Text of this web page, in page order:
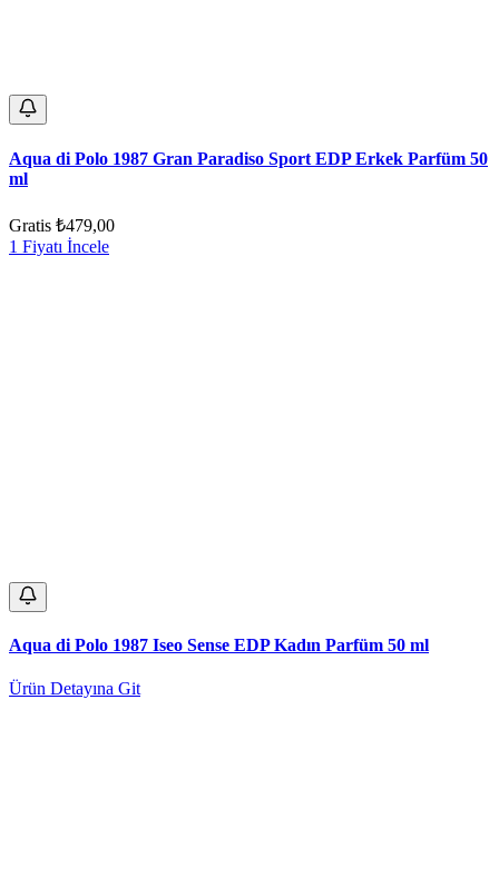
Aqua di Polo 1987 Gran Paradiso Sport EDP Erkek Parfüm 50
ml
Gratis ₺479,00
1 Fiyatı İncele
Aqua di Polo 1987 Iseo Sense EDP Kadın Parfüm 50 ml
Ürün Detayına Git